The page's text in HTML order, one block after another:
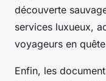
découverte
services luxueux,
voyageurs en
Enfin, les